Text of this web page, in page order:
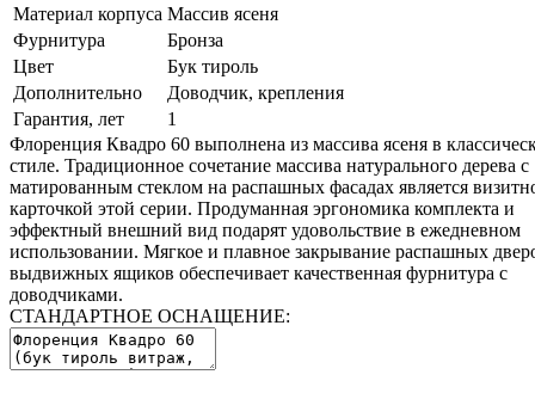
Материал корпуса Массив ясеня
Фурнитура
Бронза
Цвет
Бук тироль
Дополнительно
Доводчик, крепления
Гарантия, лет
1
Флоренция Квадро 60 выполнена из массива ясеня в
стиле. Традиционное сочетание массива натурального дерева с
матированным стеклом на распашных фасадах является
карточкой этой серии. Продуманная эргономика комплекта и
эффектный внешний вид подарят удовольствие в ежедневном
использовании. Мягкое и плавное закрывание распашных
выдвижных ящиков обеспечивает качественная фурнитура с
доводчиками.
СТАНДАРТНОЕ ОСНАЩЕНИЕ: